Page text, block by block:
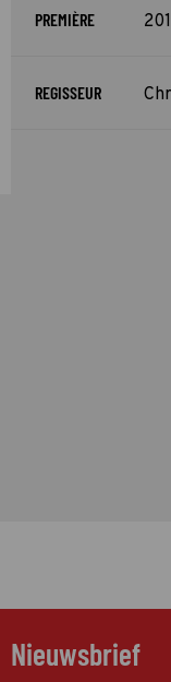
PREMIÈRE
REGISSEUR
Nieuwsbrief